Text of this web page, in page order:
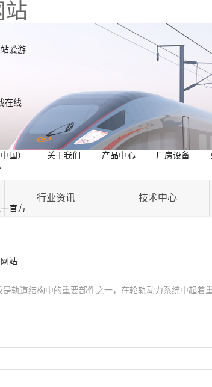
站
站爱游
在线
中国）
官方
网站
关于我们 产品中心 厂房设备
行业资讯 技术中心
轨道结构中的重要部件之一，在轮轨动力系统中起着